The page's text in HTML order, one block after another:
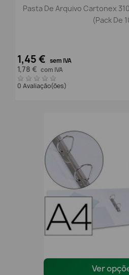
Pasta De Arquivo Cartonex
(Pack De
1,45 € sem IVA
1,78 € com IVA
0 Avaliação(ões)
Ver